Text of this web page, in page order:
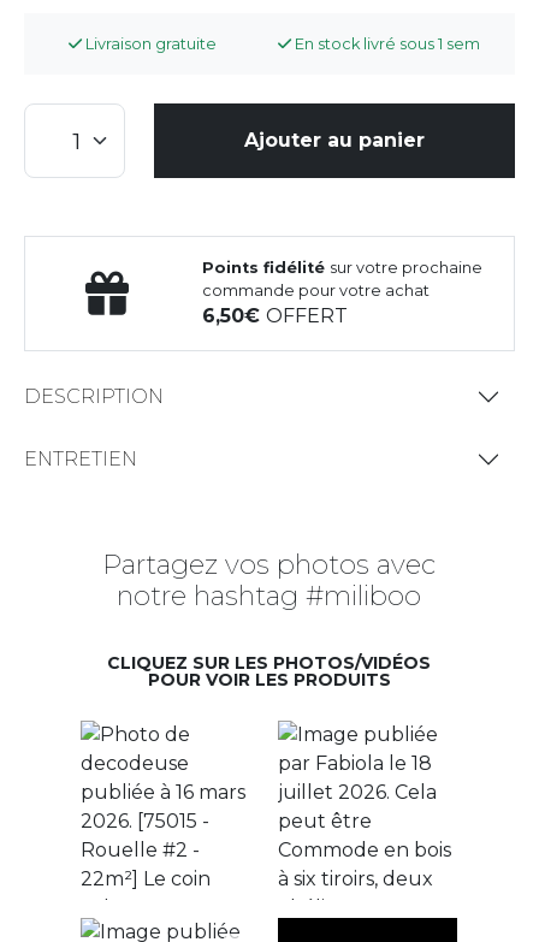
Livraison gratuite En stock livré sous 1 sem
Ajouter au panier
Points fidélité sur votre prochaine
commande pour votre achat
6,50OFFERT
DESCRIPTION
ENTRETIEN
Partagez vos photos avec
notre hashtag #miliboo
CLIQUEZ SUR LES PHOTOS/VIDÉOS
POUR VOIR LES PRODUITS